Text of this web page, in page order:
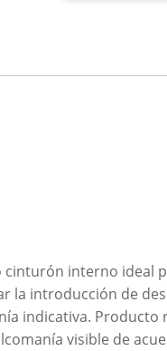
interno ideal
la introducción de
indicativa. Producto
visible de